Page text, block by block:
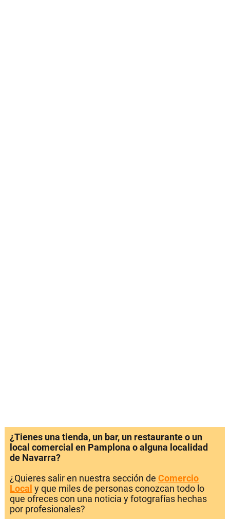
¿Tienes una tienda, un bar, un restaurante o un
local comercial en Pamplona o alguna localidad
de Navarra?
¿Quieres salir en nuestra sección de Comercio
Local y que miles de personas conozcan todo lo
que ofreces con una noticia y fotografías hechas
por profesionales?